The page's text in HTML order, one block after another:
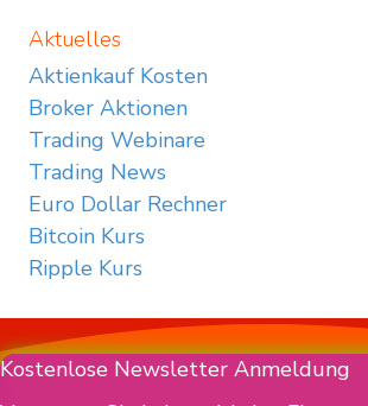
Aktuelles
Aktienkauf Kosten
Broker Aktionen
Trading Webinare
Trading News
Euro Dollar Rechner
Bitcoin Kurs
Ripple Kurs
Kostenlose Newsletter Anmeldung